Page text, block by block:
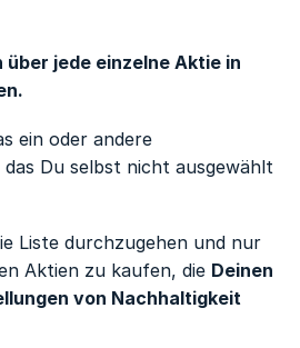
über jede einzelne Aktie in
ein oder andere
Du selbst nicht ausgewählt
Liste durchzugehen und nur
Aktien zu kaufen, die Deinen
von Nachhaltigkeit